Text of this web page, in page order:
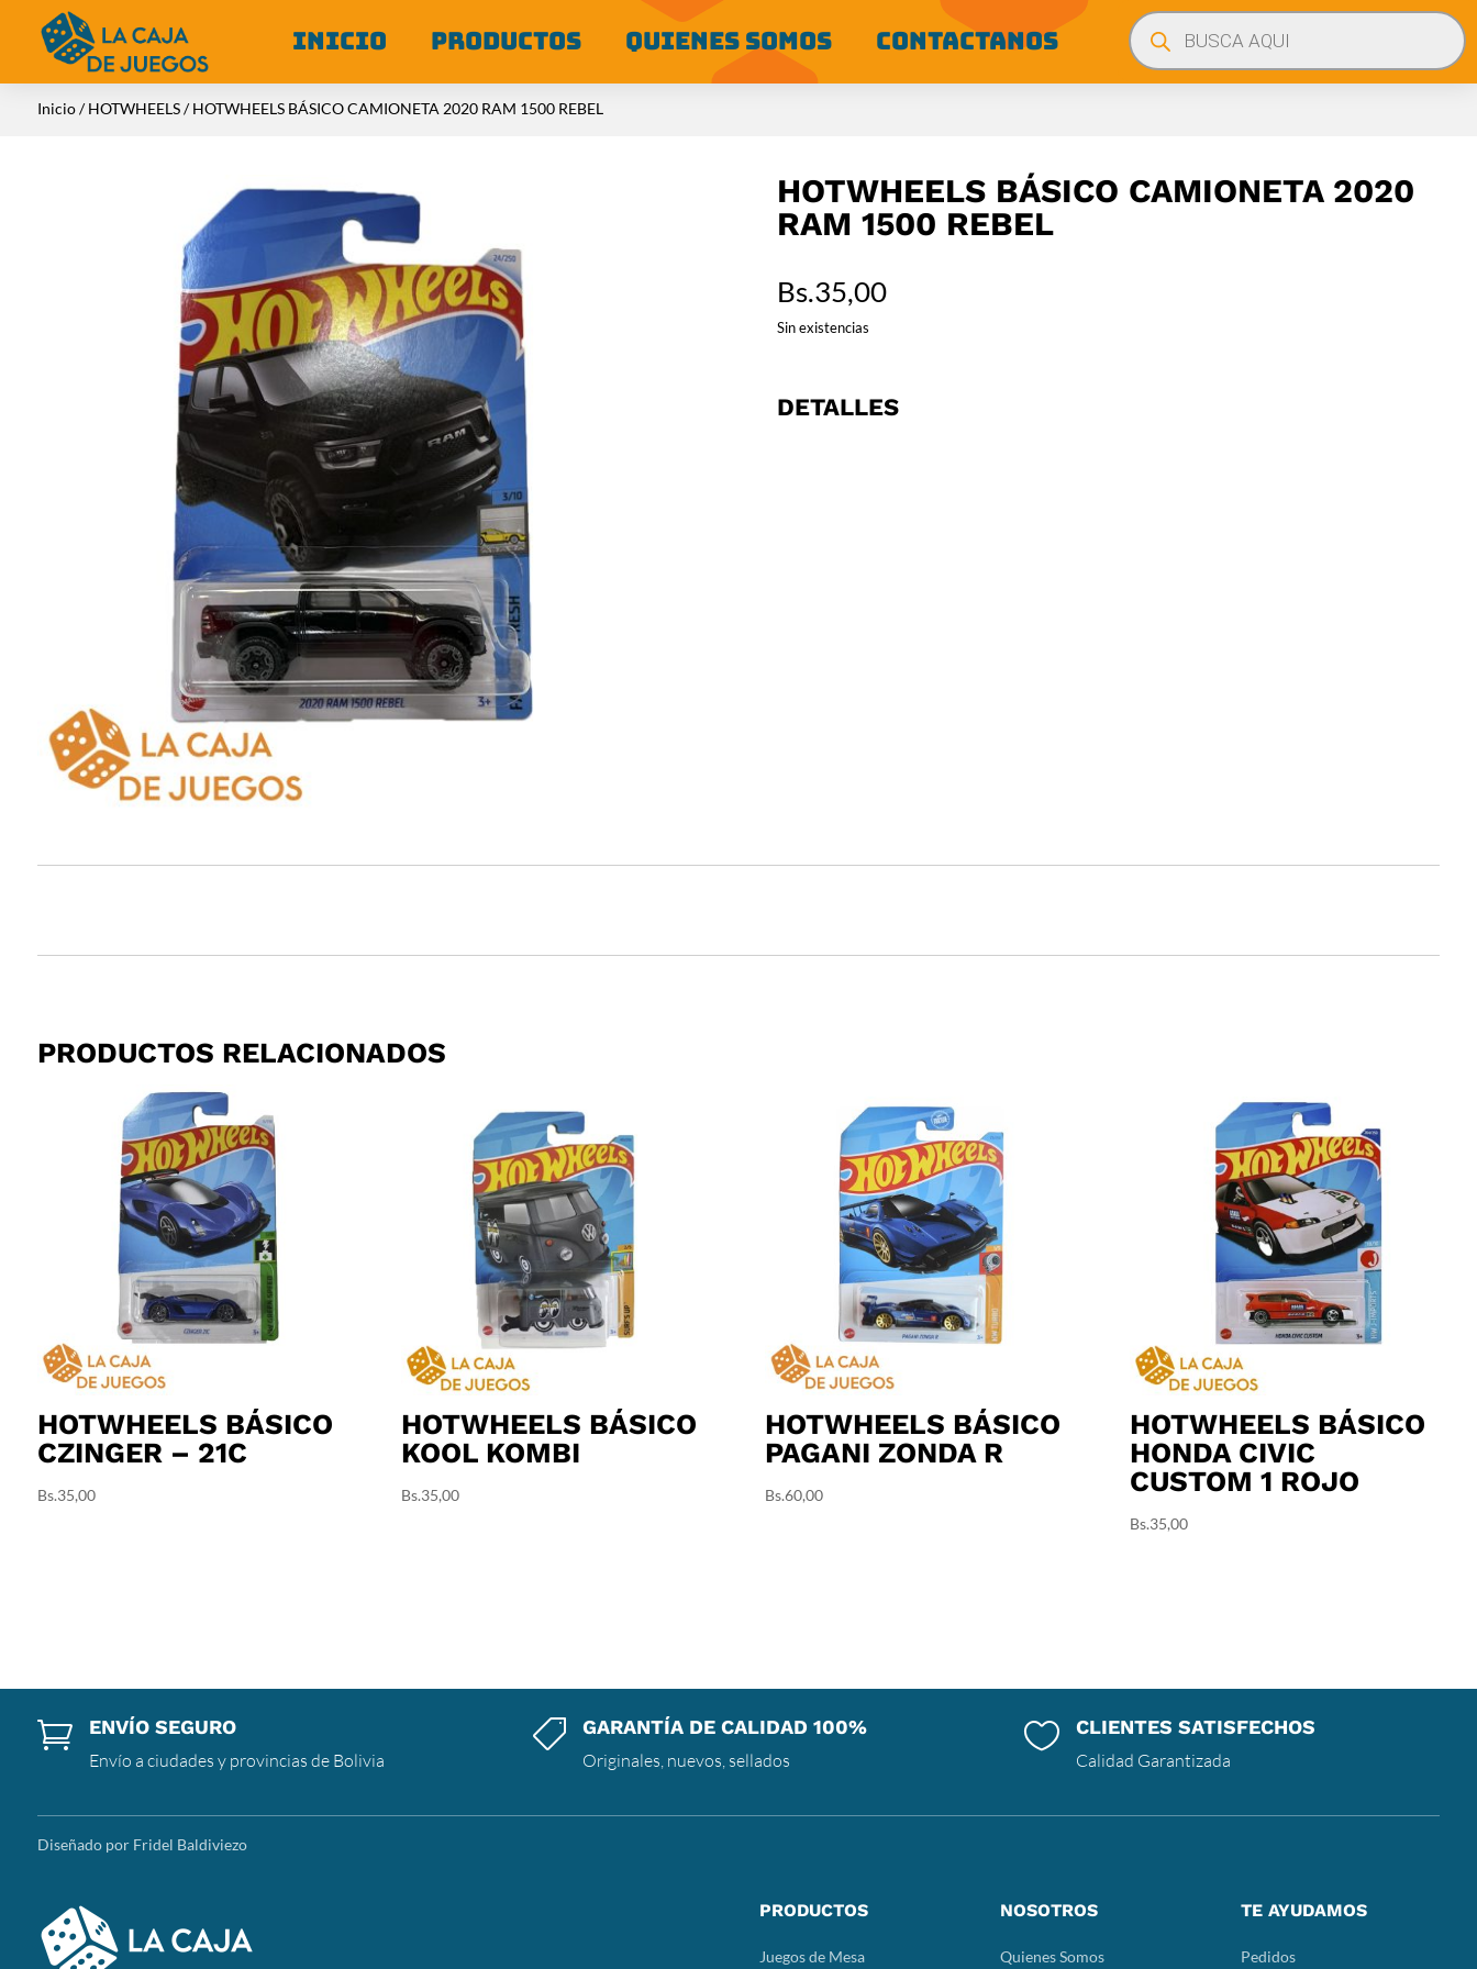
INICIO PRODUCTOS QUIENES SOMOS CONTACTANOS
Búsqueda
de
productos
Inicio/HOTWHEELS/ HOTWHEELS BÁSICO CAMIONETA 2020 RAM 1500 REBEL
HOTWHEELS BÁSICO CAMIONETA 2020
RAM 1500 REBEL
Bs.35,00
Sin existencias
DETALLES
PRODUCTOS RELACIONADOS
HOTWHEELS BÁSICO
CZINGER – 21C
Bs.35,00
HOTWHEELS BÁSICO
KOOL KOMBI
Bs.35,00
HOTWHEELS BÁSICO
PAGANI ZONDA R
Bs.60,00
HOTWHEELS BÁSICO
HONDA CIVIC
CUSTOM 1 ROJO
Bs.35,00
 ENVÍO SEGURO
Envío a ciudades y provincias de Bolivia
 GARANTÍA DE CALIDAD 100%
Originales, nuevos, sellados
 CLIENTES SATISFECHOS
Calidad Garantizada
Diseñado por Fridel Baldiviezo
PRODUCTOS
Juegos de Mesa
NOSOTROS
Quienes Somos
TE AYUDAMOS
Pedidos